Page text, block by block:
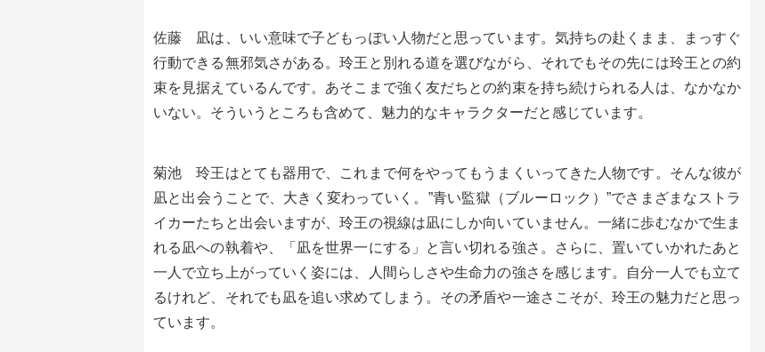
佐藤 凪は、いい意味で子どもっぽい人物だと思っています。気持ちの赴くまま、まっすぐ
行動できる無邪気さがある。玲王と別れる道を選びながら、それでもその先には玲王との約
束を見据えているんです。あそこまで強く友だちとの約束を持ち続けられる人は、なかなか
いない。そういうところも含めて、魅力的なキャラクターだと感じています。
菊池 玲王はとても器用で、これまで何をやってもうまくいってきた人物です。そんな彼が
凪と出会うことで、大きく変わっていく。”青い監獄（ブルーロック）”でさまざまなストラ
イカーたちと出会いますが、玲王の視線は凪にしか向いていません。一緒に歩むなかで生ま
れる凪への執着や、「凪を世界一にする」と言い切れる強さ。さらに、置いていかれたあと
一人で立ち上がっていく姿には、人間らしさや生命力の強さを感じます。自分一人でも立て
るけれど、それでも凪を追い求めてしまう。その矛盾や一途さこそが、玲王の魅力だと思っ
ています。